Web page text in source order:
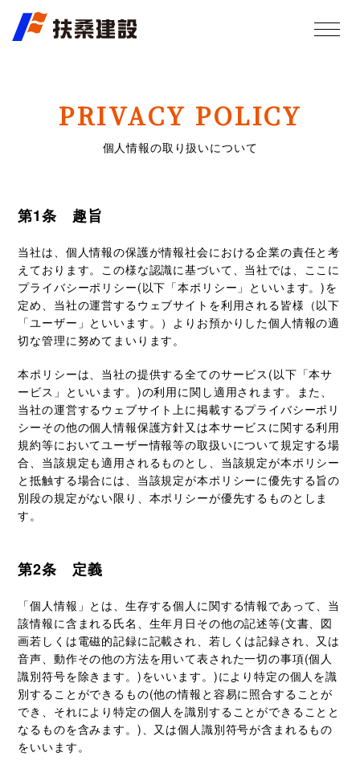
PRIVACY POLICY
個人情報の取り扱いについて
第1条 趣旨
当社は、個人情報の保護が情報社会における企業の責任と考
えております。この様な認識に基づいて、当社では、ここに
プライバシーポリシー(以下「本ポリシー」といいます。)を
定め、当社の運営するウェブサイトを利用される皆様（以下
「ユーザー」といいます。）よりお預かりした個人情報の適
切な管理に努めてまいります。
本ポリシーは、当社の提供する全てのサービス(以下「本サ
ービス」といいます。)の利用に関し適用されます。また、
当社の運営するウェブサイト上に掲載するプライバシーポリ
シーその他の個人情報保護方針又は本サービスに関する利用
規約等においてユーザー情報等の取扱いについて規定する場
合、当該規定も適用されるものとし、当該規定が本ポリシー
と抵触する場合には、当該規定が本ポリシーに優先する旨の
別段の規定がない限り、本ポリシーが優先するものとしま
す。
第2条 定義
「個人情報」とは、生存する個人に関する情報であって、当
該情報に含まれる氏名、生年月日その他の記述等(文書、図
画若しくは電磁的記録に記載され、若しくは記録され、又は
音声、動作その他の方法を用いて表された一切の事項(個人
識別符号を除きます。)をいいます。)により特定の個人を識
別することができるもの(他の情報と容易に照合することが
でき、それにより特定の個人を識別することができることと
なるものを含みます。)、又は個人識別符号が含まれるもの
をいいます。